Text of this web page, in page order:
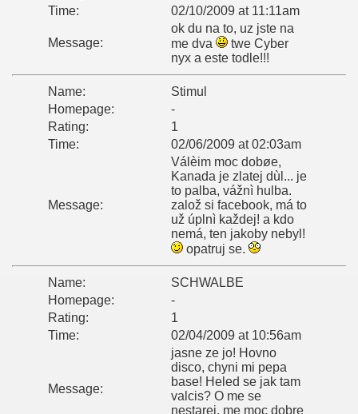
Time:
02/10/2009 at 11:11am
Message:
ok du na to, uz jste na
me dva
twe Cyber
nyx a este todle!!!
Name:
Stimul
Homepage:
-
Rating:
1
Time:
02/06/2009 at 02:03am
Message:
Válèim moc dobøe,
Kanada je zlatej dùl... je
to palba, vážnì hulba.
založ si facebook, má to
už úplnì každej! a kdo
nemá, ten jakoby nebyl!
opatruj se.
Name:
SCHWALBE
Homepage:
-
Rating:
1
Time:
02/04/2009 at 10:56am
Message:
jasne ze jo! Hovno
disco, chyni mi pepa
base! Heled se jak tam
valcis? O me se
nestarej, me moc dobre